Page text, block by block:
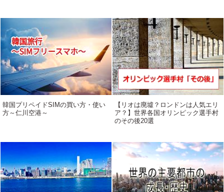
韓国プリペイドSIMの買い方・使い
方～仁川空港～
【リオは廃墟？ロンドンは人気エリ
ア？】世界各国オリンピック選手村
のその後20選